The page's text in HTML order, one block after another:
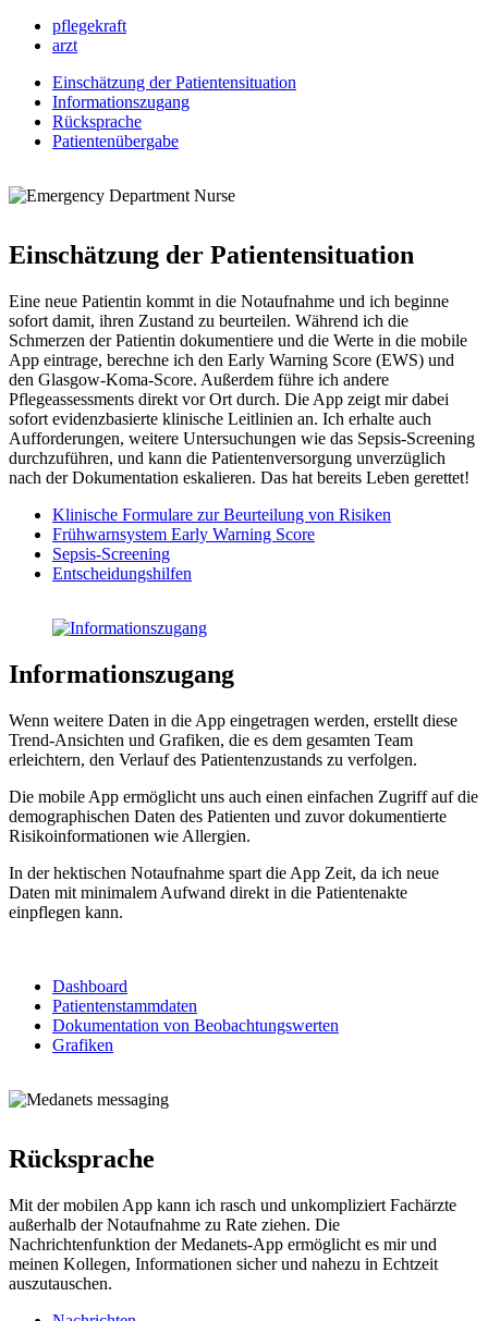
pflegekraft
arzt
Einschätzung der Patientensituation
Informationszugang
Rücksprache
Patientenübergabe
Einschätzung der Patientensituation
Eine neue Patientin kommt in die Notaufnahme und ich beginne
sofort damit, ihren Zustand zu beurteilen. Während ich die
Schmerzen der Patientin dokumentiere und die Werte in die mobile
App eintrage, berechne ich den Early Warning Score (EWS) und
den Glasgow-Koma-Score. Außerdem führe ich andere
Pflegeassessments direkt vor Ort durch. Die App zeigt mir dabei
sofort evidenzbasierte klinische Leitlinien an. Ich erhalte auch
Aufforderungen, weitere Untersuchungen wie das Sepsis-Screening
durchzuführen, und kann die Patientenversorgung unverzüglich
nach der Dokumentation eskalieren. Das hat bereits Leben gerettet!
Klinische Formulare zur Beurteilung von Risiken
Frühwarnsystem Early Warning Score
Sepsis-Screening
Entscheidungshilfen
Informationszugang
Wenn weitere Daten in die App eingetragen werden, erstellt diese
Trend-Ansichten und Grafiken, die es dem gesamten Team
erleichtern, den Verlauf des Patientenzustands zu verfolgen.
Die mobile App ermöglicht uns auch einen einfachen Zugriff auf die
demographischen Daten des Patienten und zuvor dokumentierte
Risikoinformationen wie Allergien.
In der hektischen Notaufnahme spart die App Zeit, da ich neue
Daten mit minimalem Aufwand direkt in die Patientenakte
einpflegen kann.
Dashboard
Patientenstammdaten
Dokumentation von Beobachtungswerten
Grafiken
Rücksprache
Mit der mobilen App kann ich rasch und unkompliziert Fachärzte
außerhalb der Notaufnahme zu Rate ziehen. Die
Nachrichtenfunktion der Medanets-App ermöglicht es mir und
meinen Kollegen, Informationen sicher und nahezu in Echtzeit
auszutauschen.